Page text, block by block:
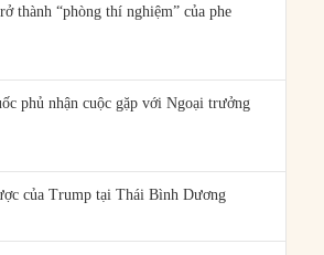
thành “phòng thí nghiệm” của phe
phủ nhận cuộc gặp với Ngoại trưởng
của Trump tại Thái Bình Dương